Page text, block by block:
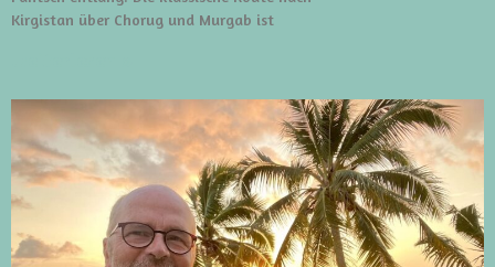
Kirgistan über Chorug und Murgab ist